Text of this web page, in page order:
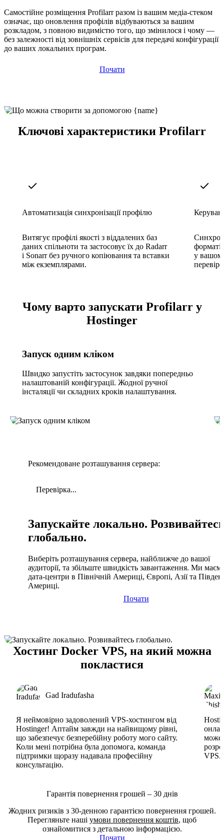
Самостійне розміщення Profilarr разом із вашим медіа-стеком
означає, що оновлення профілів відбуваються за вашим
розкладом, з повною видимістю того, що змінилося і чому —
без залежності від зовнішніх сервісів для передачі конфігурації
до ваших локальних програм.
Почати
Ключові характеристики Profilarr
Автоматизація синхронізації профілю
Витягує профілі якості з віддалених баз
даних спільноти та застосовує їх до Radarr
і Sonarr без ручного копіювання та вставки
між екземплярами.
у
Чому варто запускати Profilarr у
Hostinger
Запуск одним кліком
Швидко запустіть застосунок завдяки попередньо
налаштованій конфігурації. Жодної ручної
інсталяції чи складних кроків налаштування.
Рекомендоване розташування сервера:
Перевірка...
Запускайте локально.
глобально.
Виберіть розташування сервера, найближче до вашої
аудиторії, та збільште швидкість завантаження. Ми
дата-центри в Північній Америці, Європі, Азії та
Америці.
Почати
Хостинг Docker VPS, на який можна
покластися
Gad Iradufasha
Я неймовірно задоволений VPS-хостингом від
Hostinger! Аптайм завжди на найвищому рівні,
що забезпечує безперебійну роботу мого сайту.
Коли мені потрібна була допомога, команда
підтримки щоразу надавала професійну
консультацію.
може
VPS.
Гарантія повернення грошей – 30 днів
Жодних ризиків з 30-денною гарантією повернення грошей.
Перегляньте наші умови повернення коштів, щоб
ознайомитися з детальною інформацією.
Почати